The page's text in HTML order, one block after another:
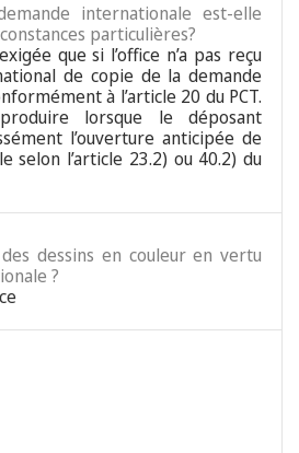
internationale est-elle
particulières?
que si l’office n’a pas reçu
de copie de la demande
à l’article 20 du PCT.
lorsque le déposant
l’ouverture anticipée de
selon l’article 23.2) ou 40.2) du
dessins en couleur en vertu
?